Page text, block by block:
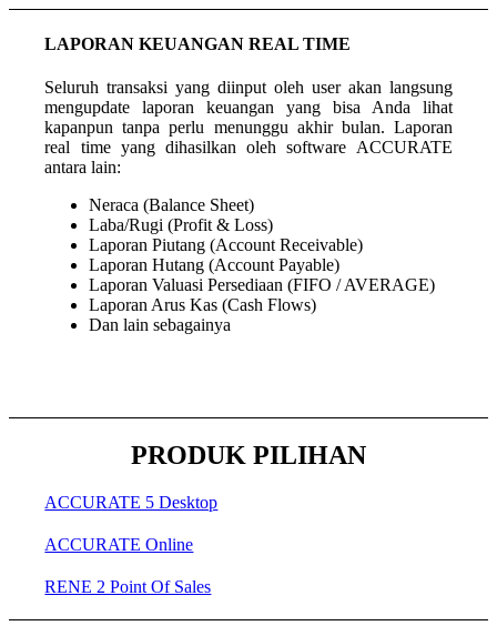
LAPORAN KEUANGAN REAL TIME
Seluruh transaksi yang diinput oleh user akan langsung
mengupdate laporan keuangan yang bisa Anda lihat
kapanpun tanpa perlu menunggu akhir bulan. Laporan
real time yang dihasilkan oleh software ACCURATE
antara lain:
Neraca (Balance Sheet)
Laba/Rugi (Profit & Loss)
Laporan Piutang (Account Receivable)
Laporan Hutang (Account Payable)
Laporan Valuasi Persediaan (FIFO / AVERAGE)
Laporan Arus Kas (Cash Flows)
Dan lain sebagainya
PRODUK PILIHAN
ACCURATE 5 Desktop
ACCURATE Online
RENE 2 Point Of Sales